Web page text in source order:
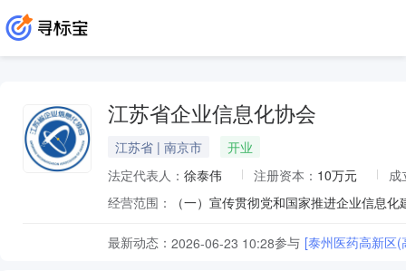
江苏省企业信息化协会
江苏省 | 南京市
开业
法定代表人： 徐泰伟 注册资本： 10万元
成
经营范围：
最新动态： 2026-06-23 10:28参与 [泰州医药高新区